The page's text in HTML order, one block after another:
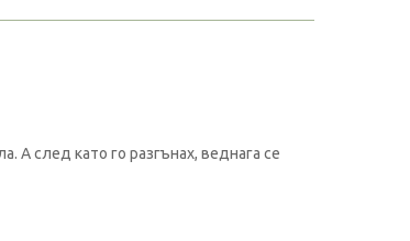
А след като го разгънах, веднага се